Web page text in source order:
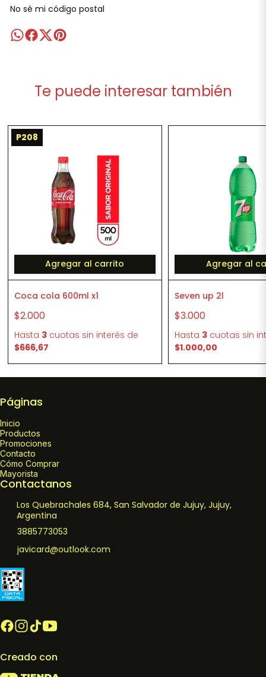
No sé mi código postal
Te puede interesar también
P208
Agregar al carrito
Coca cola 600ml x1
$2.000
Hasta 3cuotas sin interés de
$666,67
Agregar al
Seven up 2l
$3.000
Hasta 3 cuotas sin
$1.000,00
Páginas
Inicio
Productos
Promociones
Contacto
Cómo Comprar
Mayorista
Contactanos
Los Quebrachales 684, San Salvador de Jujuy, Jujuy,
Argentina
3885773053
javicard@outlook.com
Creado con